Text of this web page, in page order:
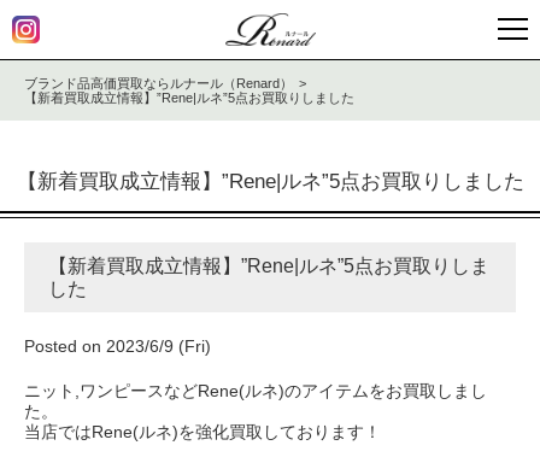
ブランド品高価買取ならルナール（Renard）
【新着買取成立情報】”Rene|ルネ”5点お買取りしました
【新着買取成立情報】”Rene|ルネ”5点お買取りしました
【新着買取成立情報】”Rene|ルネ”5点お買取りしま
した
Posted on 2023/6/9 (Fri)
ニット,ワンピースなどRene(ルネ)のアイテムをお買取しまし
た。
当店ではRene(ルネ)を強化買取しております！